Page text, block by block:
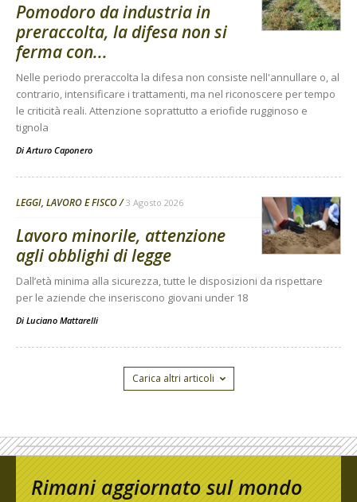
Pomodoro da industria in
preraccolta, la difesa non si
ferma con...
Nelle periodo preraccolta la difesa non consiste nell'annullare o, al
contrario, intensificare i trattamenti, ma nel riconoscere per tempo
le criticità reali. Attenzione soprattutto a eriofide rugginoso e
tignola
DiArturo Caponero
LEGGI, LAVORO E FISCO 3 Agosto 2026
Lavoro minorile, attenzione
agli obblighi di legge
Dall’età minima alla sicurezza, tutte le disposizioni da rispettare
per le aziende che inseriscono giovani under 18
Di Luciano Mattarelli
Carica altri articoli
Rimani aggiornato sul mondo